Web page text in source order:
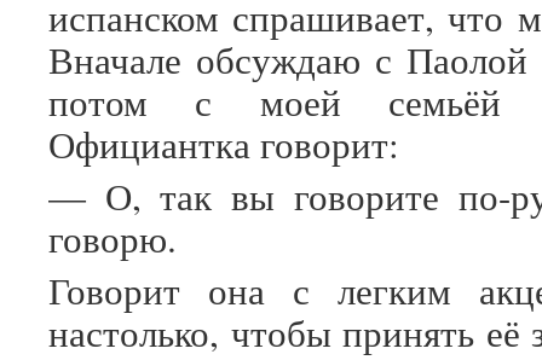
испанском спрашивает, что
Вначале обсуждаю с Паолой
потом с моей семьёй
Официантка говорит:
— О, так вы говорите по-
говорю.
Говорит она с легким
настолько, чтобы принять её